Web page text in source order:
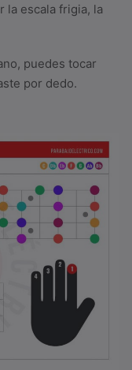
la escala frigia, la
puedes tocar
por dedo.